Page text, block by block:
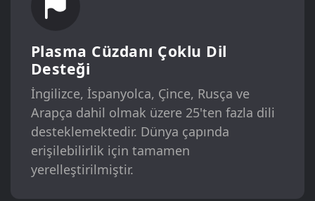
Plasma Cüzdanı Çoklu Dil
Desteği
İngilizce, İspanyolca, Çince, Rusça ve
Arapça dahil olmak üzere 25'ten fazla dili
desteklemektedir. Dünya çapında
erişilebilirlik için tamamen
yerelleştirilmiştir.